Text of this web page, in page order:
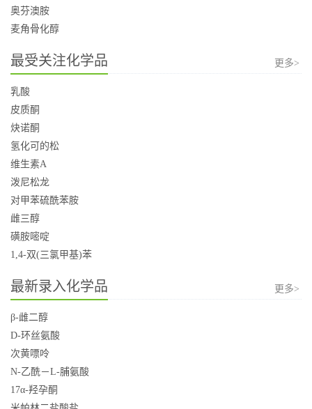
奥芬澳胺
麦角骨化醇
最受关注化学品 更多>
乳酸
皮质酮
炔诺酮
氢化可的松
维生素A
泼尼松龙
对甲苯硫酰苯胺
雌三醇
磺胺嘧啶
1,4-双(三氯甲基)苯
最新录入化学品 更多>
β-雌二醇
D-环丝氨酸
次黄嘌呤
N-乙酰－L-脯氨酸
17α-羟孕酮